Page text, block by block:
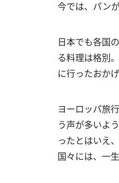
今では、パン
日本でも各国
る料理は格別
に行ったおか
ヨーロッパ旅
う声が多いよ
ったとはいえ
国々には、一